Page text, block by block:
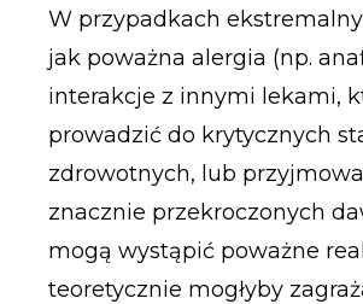
W przypadkach
jak poważna alergia (np.
interakcje z innymi lekami,
prowadzić do krytycznych
zdrowotnych, lub
znacznie przekroczonych
mogą wystąpić poważne
teoretycznie mogłyby